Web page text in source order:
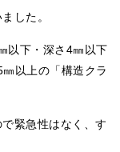
した。
以下・深さ4㎜以下
以上の「構造クラ
緊急性はなく、す